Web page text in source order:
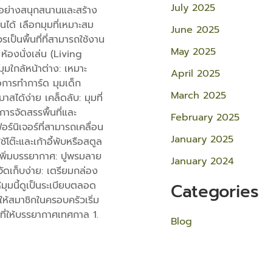
ย่างสนุกสนานและสร้าง
ด้ เลือกมุมที่เหมาะสม
ป็นพื้นที่ที่สามารถใช้งาน
ห้องนั่งเล่น (Living
กล้หน้าต่าง: เหมาะ
ารทำการ์ด มุมเด็ก
สได้ง่าย เคล็ดลับ: มุมที่
ารจัดสรรพื้นที่และ
ร์นิเจอร์ที่สามารถเคลื่อน
ต๊ะและเก้าอี้พับหรือสตูล
มบรรยากาศ: ปูพรมลาย
เก็บง่าย: เตรียมกล่อง
มนี้ดูเป็นระเบียบตลอด
มาชิกในครอบครัวเริ่ม
บรรยากาศเทศกาล 1.
July 2025
June 2025
May 2025
April 2025
March 2025
February 2025
January 2025
January 2024
Categories
Blog